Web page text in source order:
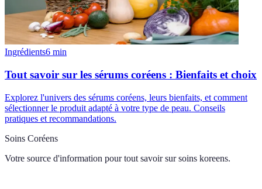
Ingrédients6 min
Tout savoir sur les sérums coréens : Bienfaits et choix
Explorez l'univers des sérums coréens, leurs bienfaits, et comment
sélectionner le produit adapté à votre type de peau. Conseils
pratiques et recommandations.
Soins Coréens
Votre source d'information pour tout savoir sur soins koreens.